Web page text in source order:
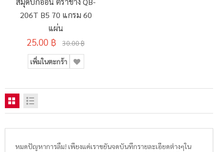
206T B5 70 แกรม 60
แผ่น
25.00 ฿ 30.00 ฿
เพิ่มในตะกร้า
หมดปัญหาการลืม! เพียงแค่เราขยันจดบันทึกรายละเอียดต่างๆใน